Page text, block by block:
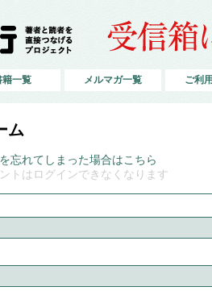
籍一覧 メルマガ一覧 ご利
ム
忘れてしまった場合はこちら
トはログインできなくなります